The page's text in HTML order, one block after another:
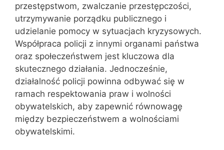
przestępstwom, zwalczanie przestępczości,
utrzymywanie porządku publicznego i
udzielanie pomocy w sytuacjach kryzysowych.
Współpraca policji z innymi organami państwa
oraz społeczeństwem jest kluczowa dla
skutecznego działania. Jednocześnie,
działalność policji powinna odbywać się w
ramach respektowania praw i wolności
obywatelskich, aby zapewnić równowagę
między bezpieczeństwem a wolnościami
obywatelskimi.